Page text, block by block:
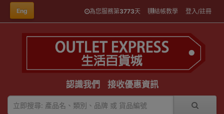
Eng 為您服務第3773天 結帳教學 登入/註冊
認識我們 接收優惠資訊